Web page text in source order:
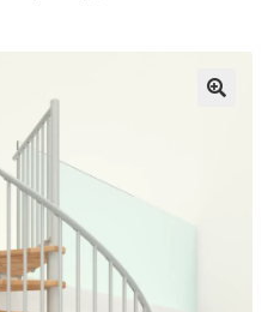
child
il